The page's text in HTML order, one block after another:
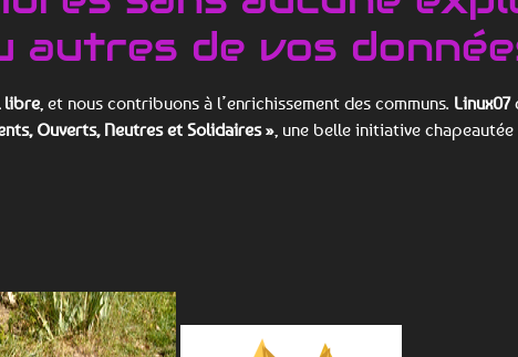
autres de vos
libre, et nous contribuons à l’enrichissement des communs. Linux07
Ouverts, Neutres et Solidaires », une belle initiative